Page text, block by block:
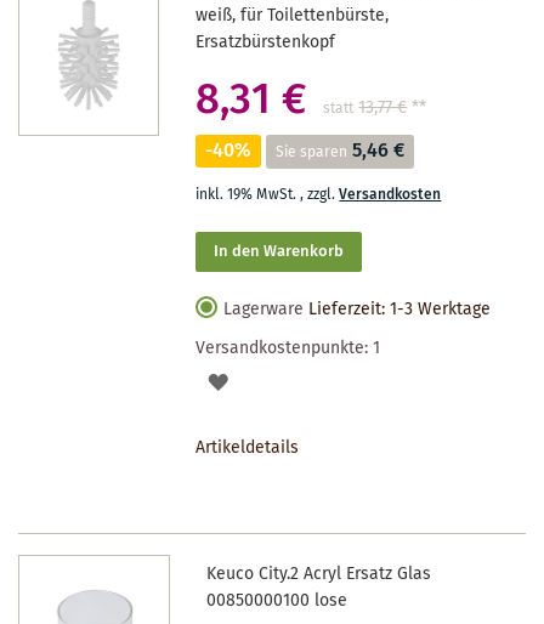
weiß, für Toilettenbürste,
Ersatzbürstenkopf
8,31 € statt 13,77 €**
-40% Sie sparen 5,46 €
inkl. 19% MwSt.,zzgl.Versandkosten
In den Warenkorb
Lagerware Lieferzeit: 1-3 Werktage
Versandkostenpunkte:1
AUF
Artikeldetails
Keuco City.2 Acryl Ersatz Glas
00850000100 lose